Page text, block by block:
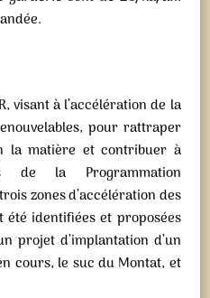
visant à l’accélération de la
pour rattraper
la matière et contribuer à
de la Programmation
zones d’accélération des
été identifiées et proposées
projet d’implantation d’un
cours, le suc du Montat, et